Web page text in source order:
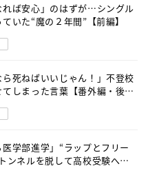
れば安心」のはずが…シングル
いた“魔の２年間”【前編】
ら死ねばいいじゃん！」不登校
しまった言葉【番外編・後
医学部進学」“ラップとフリー
ンネルを脱して高校受験へ